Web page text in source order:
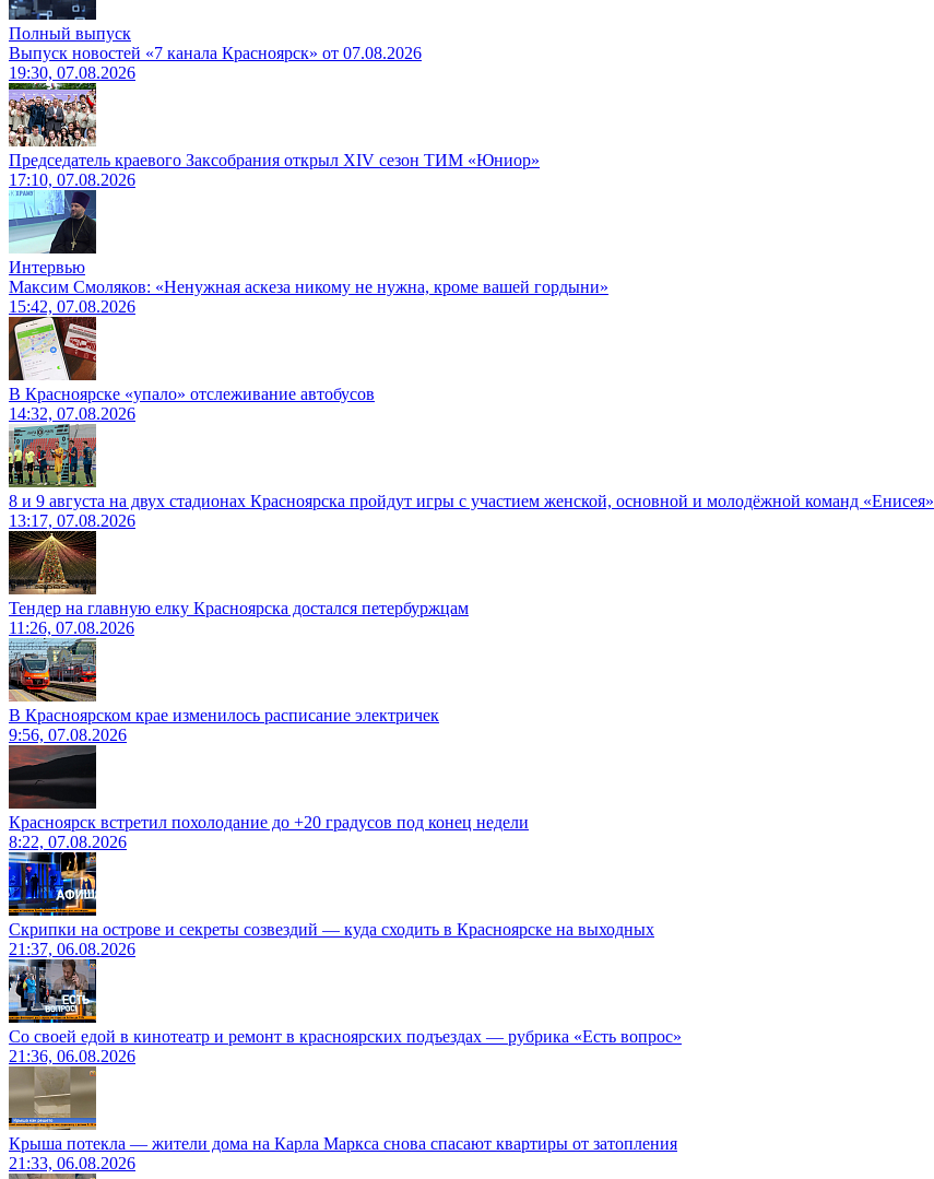
Полный выпуск
Выпуск новостей «7 канала Красноярск» от 07.08.2026
19:30, 07.08.2026
Председатель краевого Заксобрания открыл XIV сезон ТИМ «Юниор»
17:10, 07.08.2026
Интервью
Максим Смоляков: «Ненужная аскеза никому не нужна, кроме вашей гордыни»
15:42, 07.08.2026
В Красноярске «упало» отслеживание автобусов
14:32, 07.08.2026
8 и 9 августа на двух стадионах Красноярска пройдут игры с участием женской, основной и молодёжной команд «Енисея»
13:17, 07.08.2026
Тендер на главную елку Красноярска достался петербуржцам
11:26, 07.08.2026
В Красноярском крае изменилось расписание электричек
9:56, 07.08.2026
Красноярск встретил похолодание до +20 градусов под конец недели
8:22, 07.08.2026
Скрипки на острове и секреты созвездий — куда сходить в Красноярске на выходных
21:37, 06.08.2026
Со своей едой в кинотеатр и ремонт в красноярских подъездах — рубрика «Есть вопрос»
21:36, 06.08.2026
Крыша потекла — жители дома на Карла Маркса снова спасают квартиры от затопления
21:33, 06.08.2026